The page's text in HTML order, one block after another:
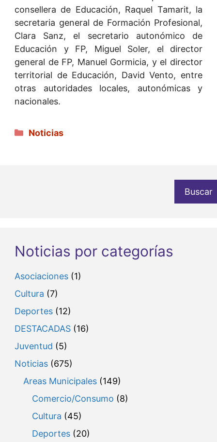
consellera de Educación, Raquel Tamarit, la
secretaria general de Formación Profesional,
Clara Sanz, el secretario autonómico de
Educación y FP, Miguel Soler, el director
general de FP, Manuel Gormicia, y el director
territorial de Educación, David Vento, entre
otras autoridades locales, autonómicas y
nacionales.
Categorías
Noticias
Buscar
Noticias por categorías
Asociaciones (1)
Cultura (7)
Deportes (12)
DESTACADAS (16)
Juventud (5)
Noticias (675)
Areas Municipales (149)
Comercio/Consumo (8)
Cultura (45)
Deportes (20)